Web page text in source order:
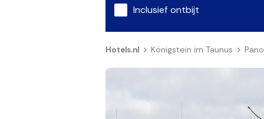
Inclusief ontbijt
Hotels.nl Königstein im Taunus